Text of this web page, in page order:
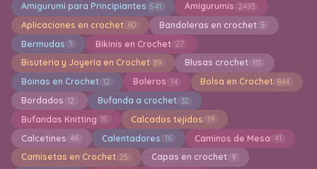
Amigurumi para Principiantes 541 Amigurumis 2493
Aplicaciones en crochet 60 Bandoleras en crochet 5
Bermudas 3 Bikinis en Crochet 27
Bisuteria y Joyeria en Crochet 89 Blusas crochet 111
Boinas en Crochet 12 Boleros 14 Bolsa en Crochet 844
Bordados 12 Bufanda a crochet 32
Bufandas Knitting 15 Calcados tejidos 19
Calcetines 46 Calentadores 16 Caminos de Mesa 41
Camisetas en Crochet 25 Capas en crochet 9